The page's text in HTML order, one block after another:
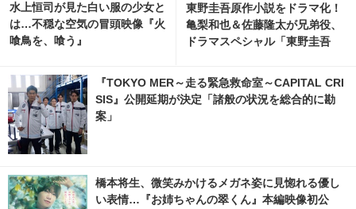
水上恒司が見た白い服の少女と
は…不穏な空気の冒頭映像『火
喰鳥を、喰う』
東野圭吾原作小説をドラマ化！
亀梨和也＆佐藤隆太が兄弟役、
ドラマスペシャル「東野圭吾
『TOKYO MER～走る緊急救命室～CAPITAL CRI
SIS』公開延期が決定「諸般の状況を総合的に勘
案」
橋本将生、微笑みかけるメガネ姿に見惚れる優し
い表情…『お姉ちゃんの翠くん』本編映像初公